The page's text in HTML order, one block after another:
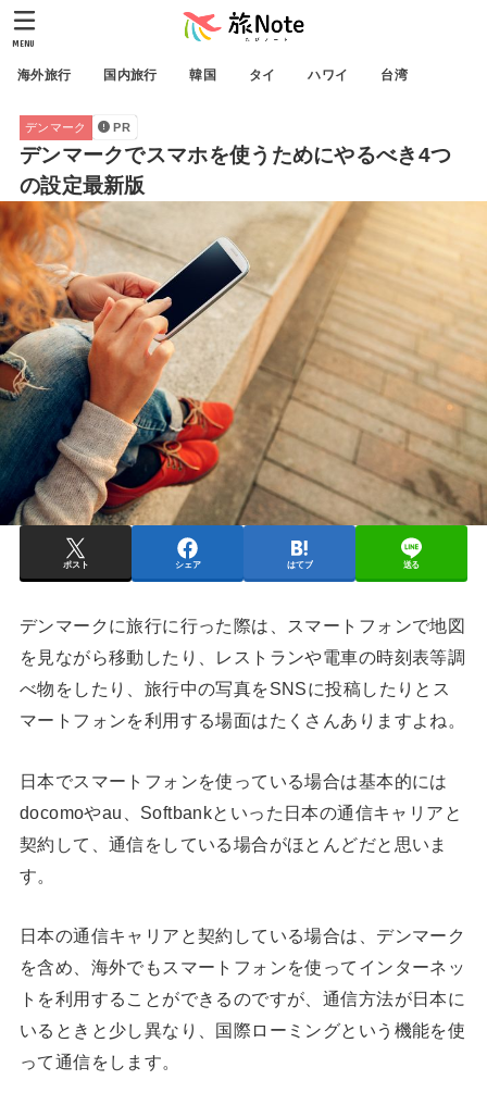
海外旅行 国内旅行 韓国 タイ ハワイ 台湾
MENU
デンマーク PR
デンマークでスマホを使うためにやるべき4つ
の設定最新版
ポスト シェア はてブ 送る
デンマークに旅行に行った際は、スマートフォンで地図
を見ながら移動したり、レストランや電車の時刻表等調
べ物をしたり、旅行中の写真をSNSに投稿したりとス
マートフォンを利用する場面はたくさんありますよね。
日本でスマートフォンを使っている場合は基本的には
docomoやau、Softbankといった日本の通信キャリアと
契約して、通信をしている場合がほとんどだと思いま
す。
日本の通信キャリアと契約している場合は、デンマーク
を含め、海外でもスマートフォンを使ってインターネッ
トを利用することができるのですが、通信方法が日本に
いるときと少し異なり、国際ローミングという機能を使
って通信をします。